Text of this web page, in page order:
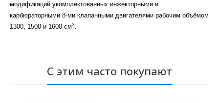
модификаций укомплектованных инжекторными и
карбюраторными 8-ми клапанными двигателями рабочим объёмом
1300, 1500 и 1600 см3.
С этим часто покупают